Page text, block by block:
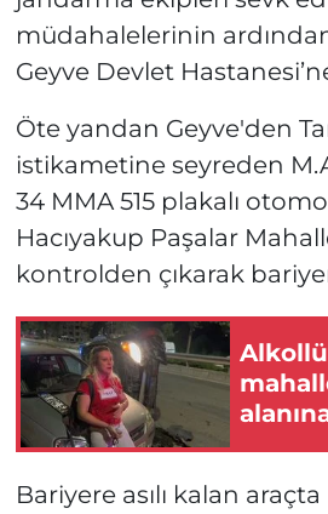
müdahalelerinin
Geyve Devlet
Öte yandan Geyve'den
istikametine seyreden
34 MMA 515 plakalı
Hacıyakup Paşalar
kontrolden çıkarak
Bariyere asılı kalan